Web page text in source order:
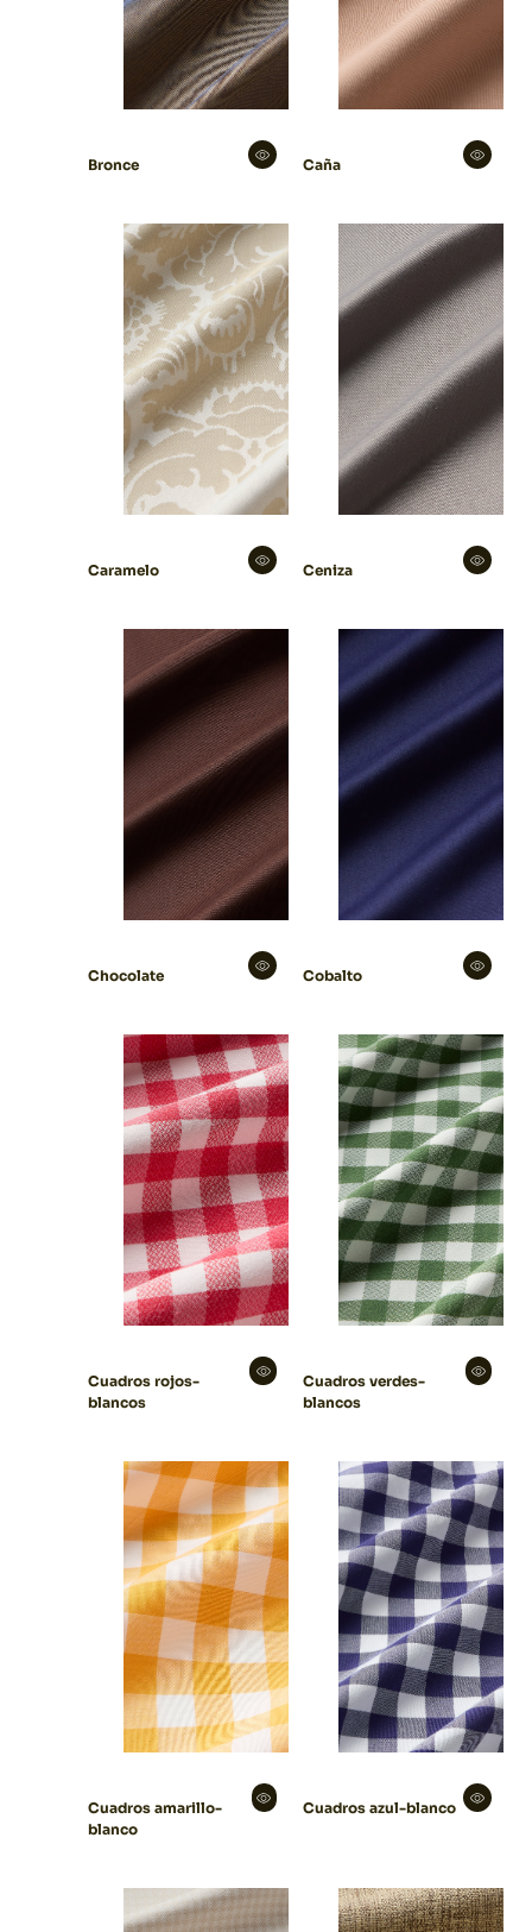
Bronce Caña
Caramelo Ceniza
Chocolate Cobalto
Cuadros rojos-
blancos
Cuadros verdes-
blancos
Cuadros amarillo-
blanco
Cuadros azul-blanco